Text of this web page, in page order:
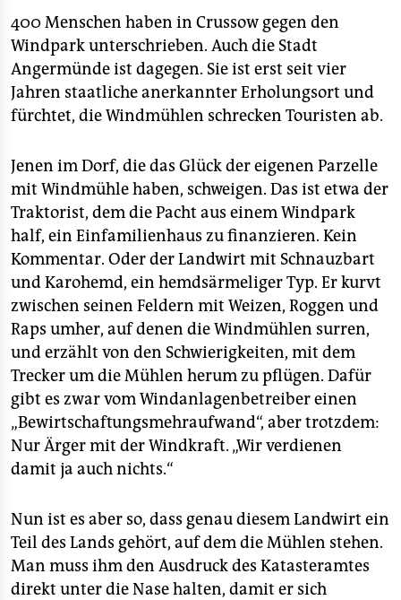
400 Menschen haben in Crussow gegen den
Windpark unterschrieben. Auch die Stadt
Angermünde ist dagegen. Sie ist erst seit vier
Jahren staatliche anerkannter Erholungsort und
fürchtet, die Windmühlen schrecken Touristen ab.
Jenen im Dorf, die das Glück der eigenen Parzelle
mit Windmühle haben, schweigen. Das ist etwa der
Traktorist, dem die Pacht aus einem Windpark
half, ein Einfamilienhaus zu finanzieren. Kein
Kommentar. Oder der Landwirt mit Schnauzbart
und Karohemd, ein hemdsärmeliger Typ. Er kurvt
zwischen seinen Feldern mit Weizen, Roggen und
Raps umher, auf denen die Windmühlen surren,
und erzählt von den Schwierigkeiten, mit dem
Trecker um die Mühlen herum zu pflügen. Dafür
gibt es zwar vom Windanlagenbetreiber einen
„Bewirtschaftungsmehraufwand“, aber trotzdem:
Nur Ärger mit der Windkraft. „Wir verdienen
damit ja auch nichts.“
Nun ist es aber so, dass genau diesem Landwirt ein
Teil des Lands gehört, auf dem die Mühlen stehen.
Man muss ihm den Ausdruck des Katasteramtes
direkt unter die Nase halten, damit er sich